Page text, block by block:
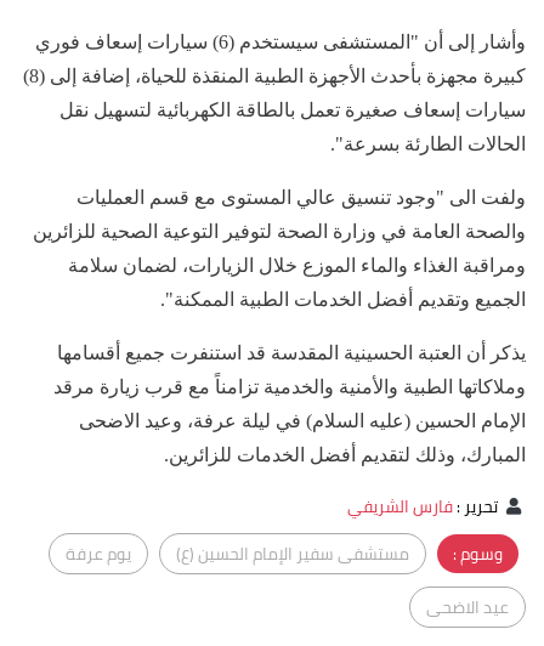
وأشار إلى أن "المستشفى سيستخدم (6) سيارات إسعاف فوري
كبيرة مجهزة بأحدث الأجهزة الطبية المنقذة للحياة، إضافة إلى (8)
سيارات إسعاف صغيرة تعمل بالطاقة الكهربائية لتسهيل نقل
الحالات الطارئة بسرعة".
ولفت الى "وجود تنسيق عالي المستوى مع قسم العمليات
والصحة العامة في وزارة الصحة لتوفير التوعية الصحية للزائرين
ومراقبة الغذاء والماء الموزع خلال الزيارات، لضمان سلامة
الجميع وتقديم أفضل الخدمات الطبية الممكنة".
يذكر أن العتبة الحسينية المقدسة قد استنفرت جميع أقسامها
وملاكاتها الطبية والأمنية والخدمية تزامناً مع قرب زيارة مرقد
الإمام الحسين (عليه السلام) في ليلة عرفة، وعيد الاضحى
المبارك، وذلك لتقديم أفضل الخدمات للزائرين.
تحرير:فارس الشريفي
وسوم :
مستشفى سفير الإمام الحسين (ع)
يوم عرفة
عيد الاضحى